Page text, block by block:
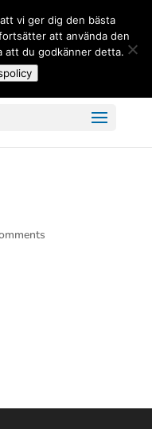
vi ger dig den bästa
att använda den
att du godkänner detta.